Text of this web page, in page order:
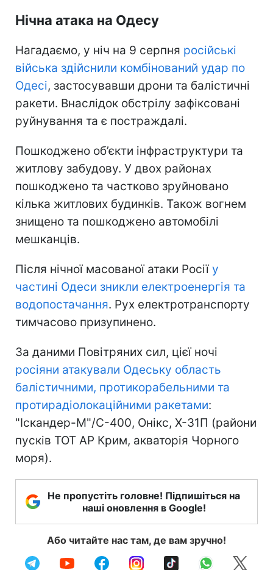
Нічна атака на Одесу
Нагадаємо, у ніч на 9 серпня російські
війська здійснили комбінований удар по
Одесі, застосувавши дрони та балістичні
ракети. Внаслідок обстрілу зафіксовані
руйнування та є постраждалі.
Пошкоджено об’єкти інфраструктури та
житлову забудову. У двох районах
пошкоджено та частково зруйновано
кілька житлових будинків. Також вогнем
знищено та пошкоджено автомобілі
мешканців.
Після нічної масованої атаки Росіїу
частині Одеси зникли електроенергія та
водопостачання. Рух електротранспорту
тимчасово призупинено.
За даними Повітряних сил, цієї ночі
росіяни атакували Одеську область
балістичними, протикорабельними та
протирадіолокаційними ракетами:
"Іскандер-М"/С-400, Онікс, Х-31П (райони
пусків ТОТ АР Крим, акваторія Чорного
моря).
Не пропустіть головне! Підпишіться на
наші оновлення в Google!
Або читайте нас там, де вам зручно!